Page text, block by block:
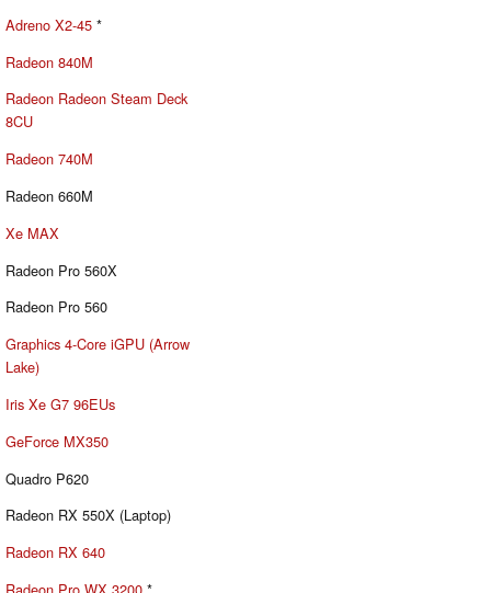
Adreno X2-45 *
Radeon 840M
Radeon Radeon Steam Deck
8CU
Radeon 740M
Radeon 660M
Xe MAX
Radeon Pro 560X
Radeon Pro 560
Graphics 4-Core iGPU (Arrow
Lake)
Iris Xe G7 96EUs
GeForce MX350
Quadro P620
Radeon RX 550X (Laptop)
Radeon RX 640